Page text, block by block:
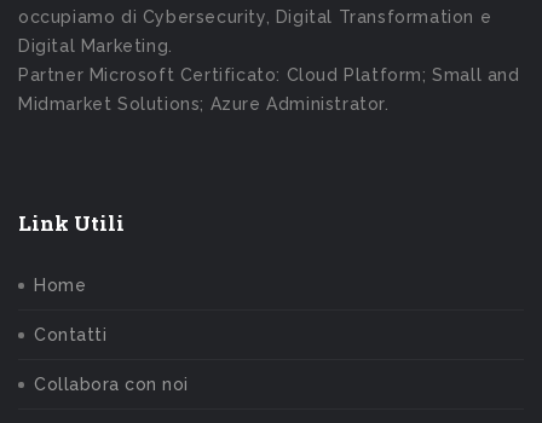
occupiamo di Cybersecurity, Digital Transformation e
Digital Marketing.
Partner Microsoft Certificato: Cloud Platform; Small and
Midmarket Solutions; Azure Administrator.
Link Utili
Home
Contatti
Collabora con noi